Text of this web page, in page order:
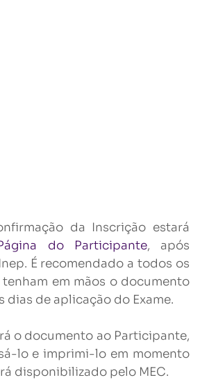
da Inscrição estará
do Participante, após
É recomendado a todos os
em mãos o documento
dias de aplicação do Exame.
o documento ao Participante,
lo e imprimi-lo em momento
disponibilizado pelo MEC.